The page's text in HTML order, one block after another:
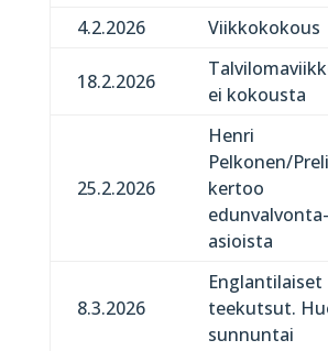
4.2.2026
Viikkokokous
18.2.2026
ei kokousta
25.2.2026
Henri
Pelkonen/
kertoo
edunvalvonta-
asioista
8.3.2026
Englantilaiset
teekutsut.
sunnuntai